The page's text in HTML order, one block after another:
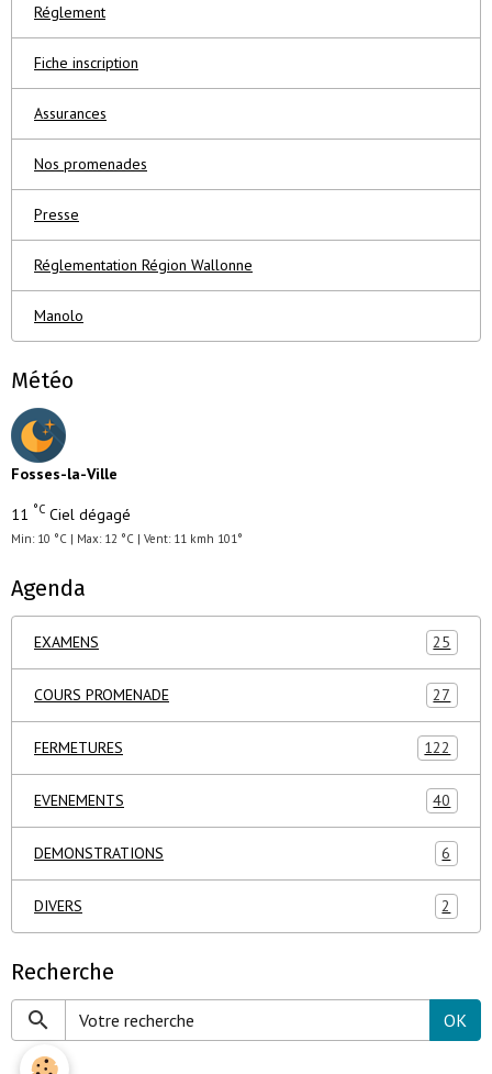
Réglement
Fiche inscription
Assurances
Nos promenades
Presse
Réglementation Région Wallonne
Manolo
Météo
Fosses-la-Ville
11 °C Ciel dégagé
Min: 10 °C | Max: 12 °C | Vent: 11 kmh 101°
Agenda
EXAMENS 25
COURS PROMENADE 27
FERMETURES 122
EVENEMENTS 40
DEMONSTRATIONS 6
DIVERS 2
Recherche
OK